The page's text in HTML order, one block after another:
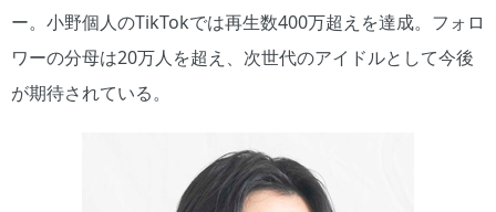
ー。小野個人のTikTokでは再生数400万超えを達成。フォロ
ワーの分母は20万人を超え、次世代のアイドルとして今後
が期待されている。